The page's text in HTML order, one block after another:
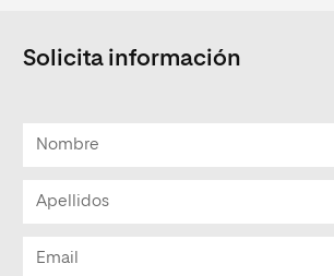
Solicita información